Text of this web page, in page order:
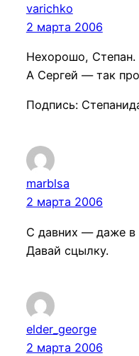
varichko
2 марта 2006
Нехорошо, Степан.
А Сергей — так
Подпись:
marblsa
2 марта 2006
С давних — даже в
Давай сцылку.
elder_george
2 марта 2006